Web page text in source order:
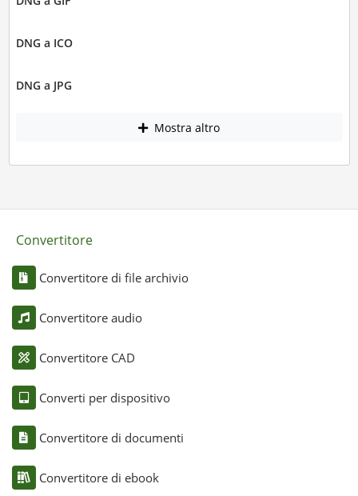
DNG a ICO
DNG a JPG
Mostra altro
Convertitore
Convertitore di file archivio
Convertitore audio
Convertitore CAD
Converti per dispositivo
Convertitore di documenti
Convertitore di ebook